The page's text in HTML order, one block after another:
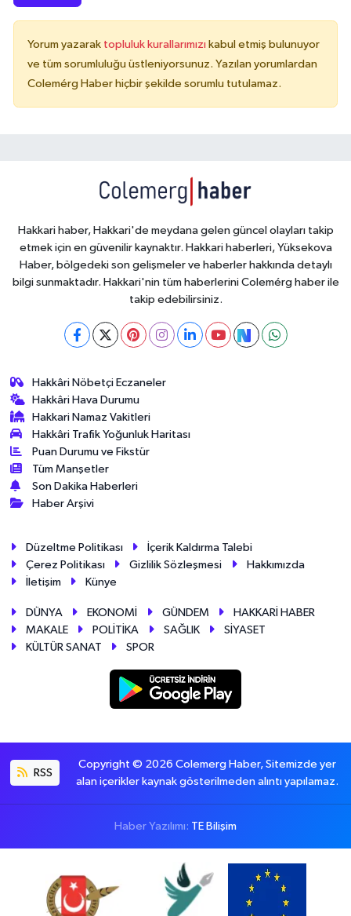
Yorum yazarak topluluk kurallarımızı kabul etmiş bulunuyor
ve tüm sorumluluğu üstleniyorsunuz. Yazılan yorumlardan
Colemérg Haber hiçbir şekilde sorumlu tutulamaz.
Hakkari haber, Hakkari'de meydana gelen güncel olayları takip
etmek için en güvenilir kaynaktır. Hakkari haberleri, Yüksekova
Haber, bölgedeki son gelişmeler ve haberler hakkında detaylı
bilgi sunmaktadır. Hakkari'nin tüm haberlerini Colemérg haber ile
takip edebilirsiniz.
Hakkâri Nöbetçi Eczaneler
Hakkâri Hava Durumu
Hakkari Namaz Vakitleri
Hakkâri Trafik Yoğunluk Haritası
Puan Durumu ve Fikstür
Tüm Manşetler
Son Dakika Haberleri
Haber Arşivi
Düzeltme Politikası
İçerik Kaldırma Talebi
Çerez Politikası
Gizlilik Sözleşmesi
Hakkımızda
İletişim
Künye
DÜNYA EKONOMİ GÜNDEM
HAKKARİ HABER
MAKALE
POLİTİKA SAĞLIK
SİYASET
KÜLTÜR SANAT
SPOR
RSS
Copyright © 2026 Colemerg Haber, Sitemizde yer
alan içerikler kaynak gösterilmeden alıntı yapılamaz.
Haber Yazılımı: TE Bilişim